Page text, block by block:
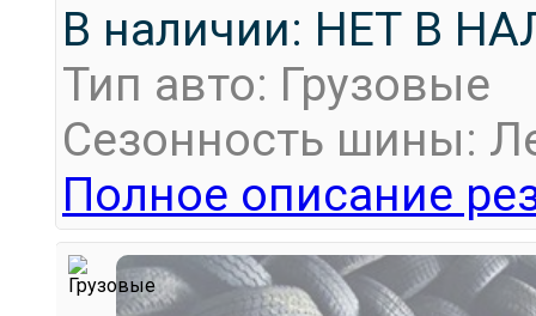
В наличии: НЕТ В
Тип авто: Грузовые
Сезонность шины:
Полное описание